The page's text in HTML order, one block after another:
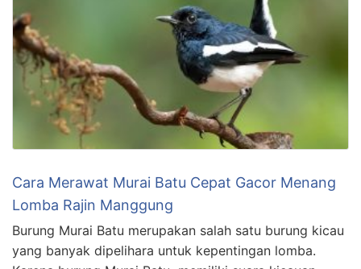
Cara Merawat Murai Batu Cepat Gacor Menang
Lomba Rajin Manggung
Burung Murai Batu merupakan salah satu burung kicau
yang banyak dipelihara untuk kepentingan lomba.